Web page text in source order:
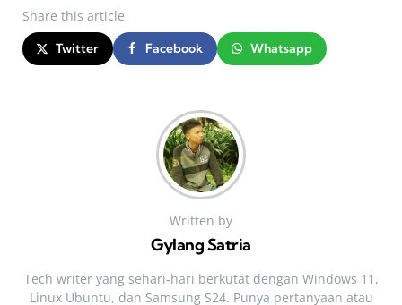
Share this article
Twitter Facebook Whatsapp
Written by
Gylang Satria
Tech writer yang sehari‑hari berkutat dengan Windows 11,
Linux Ubuntu, dan Samsung S24. Punya pertanyaan atau